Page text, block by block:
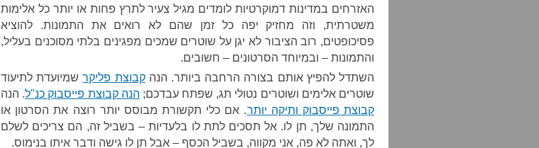
האזרחים במדינות דמוקרטיות לומדים מגיל צעיר לתרץ פחות או יותר כל אלימות
משטרתית, וזה מחזיק יפה כל זמן שהם לא רואים את התמונות. להוציא
פסיכופטים, רוב הציבור לא יגן על שוטרים שמכים מפגינים בלתי מסוכנים בעליל,
והתמונות – ובמיוחד הסרטונים – חשובים.
השתדל להפיץ אותם בצורה הרחבה ביותר. הנהקבוצת פליקרשמיועדת לתיעוד
שוטרים אלימים ושוטרים נטולי תג, שפתח עבדכם; הנה קבוצת פייסבוק כנ"ל. הנה
קבוצת פייסבוק ותיקה יותר. אם כלי תקשורת מבוסס יותר רוצה את הסרטון או
התמונה שלך, תן לו. אל תסכים לתת לו בלעדיות – בשביל זה, הם צריכים לשלם
לך, ואתה לא פה, אני מקווה, בשביל הכסף – אבל תן לו גישה ודבר איתו בנימוס.